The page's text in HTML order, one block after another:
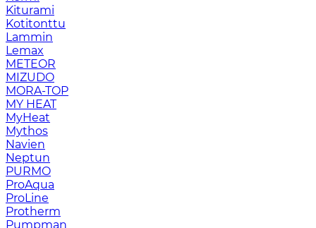
Kiturami
Kotitonttu
Lammin
Lemax
METEOR
MIZUDO
MORA-TOP
MY HEAT
MyHeat
Mythos
Navien
Neptun
PURMO
ProAqua
ProLine
Protherm
Pumpman